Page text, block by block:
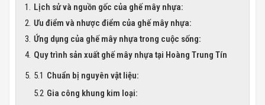
Lịch sử và nguồn gốc của ghế mây nhựa:
Ưu điểm và nhược điểm của ghế mây nhựa:
Ứng dụng của ghế mây nhựa trong cuộc sống:
Quy trình sản xuất ghế mây nhựa tại Hoàng Trung Tín
Chuẩn bị nguyên vật liệu:
Gia công khung kim loại: